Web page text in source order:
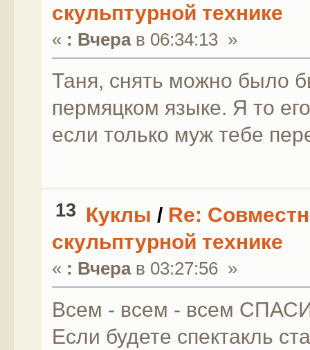
скульптурной технике
« : Вчерав 06:34:13 »
Таня, снять можно было
пермяцком языке. Я то
если только муж тебе
13 Куклы / Re:
скульптурной технике
« : Вчерав 03:27:56 »
Всем - всем - всем
Если будете спектакль